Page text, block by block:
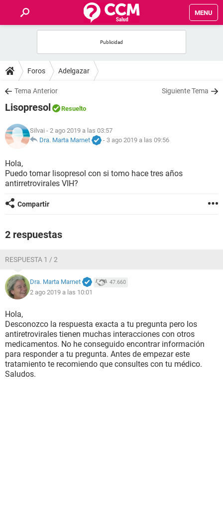
MENU
FOROS
SALUD
FAMILIA
NUTRICIÓN
BIENESTAR
Foros Adelgazar
Tema Anterior Siguiente Tema
Lisopresol Resuelto
Silvai - 2 ago 2019 a las 03:57
Dra. Marta Marnet
- 3 ago 2019 a las 09:56
Hola,
Puedo tomar lisopresol con si tomo hace tres años
antirretrovirales VIH?
Compartir
2 respuestas
RESPUESTA 1 / 2
Dra. Marta Marnet 47.660
2 ago 2019 a las 10:01
Hola,
Desconozco la respuesta exacta a tu pregunta pero los
antiretrovirales tienen muchas interacciones con otros
medicamentos. No he conseguido encontrar información
para responder a tu pregunta. Antes de empezar este
tratamiento te recomiendo que consultes con tu médico.
Saludos.